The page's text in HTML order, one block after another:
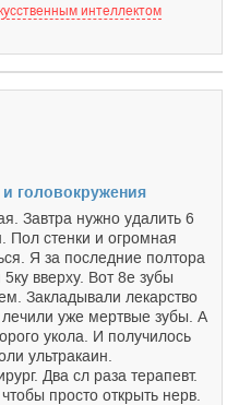
интеллектом
головокружения
Завтра нужно удалить 6
Пол стенки и огромная
Я за последние полтора
вверху. Вот 8е зубы
Закладывали лекарство
лечили уже мертвые зубы. А
укола. И получилось
ультракаин.
Два сл раза терапевт.
просто открыть нерв.